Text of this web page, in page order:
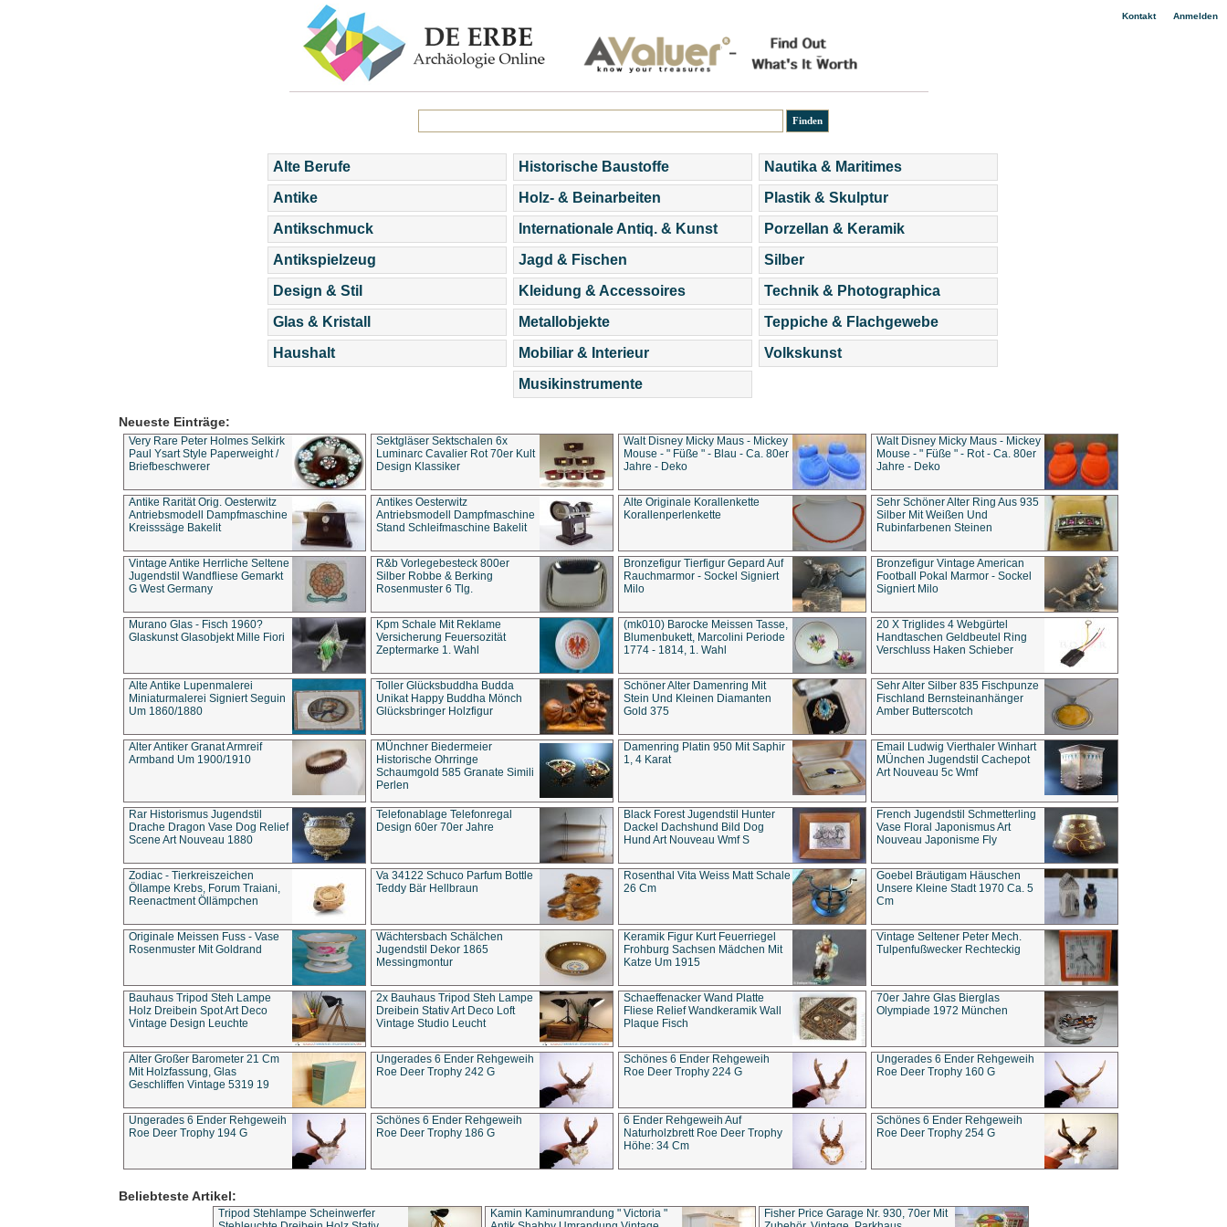
Kontakt| Anmelden
Alte Berufe
Antike
Antikschmuck
Antikspielzeug
Design & Stil
Glas & Kristall
Haushalt
Historische Baustoffe
Holz- & Beinarbeiten
Internationale Antiq. & Kunst
Jagd & Fischen
Kleidung & Accessoires
Metallobjekte
Mobiliar & Interieur
Musikinstrumente
Nautika & Maritimes
Plastik & Skulptur
Porzellan & Keramik
Silber
Technik & Photographica
Teppiche & Flachgewebe
Volkskunst
Neueste Einträge:
Very Rare Peter Holmes Selkirk
Paul Ysart Style Paperweight /
Briefbeschwerer
Sektgläser Sektschalen 6x
Luminarc Cavalier Rot 70er Kult
Design Klassiker
Walt Disney Micky Maus - Mickey
Mouse - " Füße " - Blau - Ca. 80er
Jahre - Deko
Walt Disney Micky Maus - Mickey
Mouse - " Füße " - Rot - Ca. 80er
Jahre - Deko
Antike Rarität Orig. Oesterwitz
Antriebsmodell Dampfmaschine
Kreisssäge Bakelit
Antikes Oesterwitz
Antriebsmodell Dampfmaschine
Stand Schleifmaschine Bakelit
Alte Originale Korallenkette
Korallenperlenkette
Sehr Schöner Alter Ring Aus 935
Silber Mit Weißen Und
Rubinfarbenen Steinen
Vintage Antike Herrliche Seltene
Jugendstil Wandfliese Gemarkt
G West Germany
R&b Vorlegebesteck 800er
Silber Robbe & Berking
Rosenmuster 6 Tlg.
Bronzefigur Tierfigur Gepard Auf
Rauchmarmor - Sockel Signiert
Milo
Bronzefigur Vintage American
Football Pokal Marmor - Sockel
Signiert Milo
Murano Glas - Fisch 1960?
Glaskunst Glasobjekt Mille Fiori
Kpm Schale Mit Reklame
Versicherung Feuersozität
Zeptermarke 1. Wahl
(mk010) Barocke Meissen Tasse,
Blumenbukett, Marcolini Periode
1774 - 1814, 1. Wahl
20 X Triglides 4 Webgürtel
Handtaschen Geldbeutel Ring
Verschluss Haken Schieber
Alte Antike Lupenmalerei
Miniaturmalerei Signiert Seguin
Um 1860/1880
Toller Glücksbuddha Budda
Unikat Happy Buddha Mönch
Glücksbringer Holzfigur
Schöner Alter Damenring Mit
Stein Und Kleinen Diamanten
Gold 375
Sehr Alter Silber 835 Fischpunze
Fischland Bernsteinanhänger
Amber Butterscotch
Alter Antiker Granat Armreif
Armband Um 1900/1910
MÜnchner Biedermeier
Historische Ohrringe
Schaumgold 585 Granate Simili
Perlen
Damenring Platin 950 Mit Saphir
1, 4 Karat
Email Ludwig Vierthaler Winhart
MÜnchen Jugendstil Cachepot
Art Nouveau 5c Wmf
Rar Historismus Jugendstil
Drache Dragon Vase Dog Relief
Scene Art Nouveau 1880
Telefonablage Telefonregal
Design 60er 70er Jahre
Black Forest Jugendstil Hunter
Dackel Dachshund Bild Dog
Hund Art Nouveau Wmf S
French Jugendstil Schmetterling
Vase Floral Japonismus Art
Nouveau Japonisme Fly
Zodiac - Tierkreiszeichen
Öllampe Krebs, Forum Traiani,
Reenactment Öllämpchen
Va 34122 Schuco Parfum Bottle
Teddy Bär Hellbraun
Rosenthal Vita Weiss Matt Schale
26 Cm
Goebel Bräutigam Häuschen
Unsere Kleine Stadt 1970 Ca. 5
Cm
Originale Meissen Fuss - Vase
Rosenmuster Mit Goldrand
Wächtersbach Schälchen
Jugendstil Dekor 1865
Messingmontur
Keramik Figur Kurt Feuerriegel
Frohburg Sachsen Mädchen Mit
Katze Um 1915
Vintage Seltener Peter Mech.
Tulpenfußwecker Rechteckig
Bauhaus Tripod Steh Lampe
Holz Dreibein Spot Art Deco
Vintage Design Leuchte
2x Bauhaus Tripod Steh Lampe
Dreibein Stativ Art Deco Loft
Vintage Studio Leucht
Schaeffenacker Wand Platte
Fliese Relief Wandkeramik Wall
Plaque Fisch
70er Jahre Glas Bierglas
Olympiade 1972 München
Alter Großer Barometer 21 Cm
Mit Holzfassung, Glas
Geschliffen Vintage 5319 19
Ungerades 6 Ender Rehgeweih
Roe Deer Trophy 242 G
Schönes 6 Ender Rehgeweih
Roe Deer Trophy 224 G
Ungerades 6 Ender Rehgeweih
Roe Deer Trophy 160 G
Ungerades 6 Ender Rehgeweih
Roe Deer Trophy 194 G
Schönes 6 Ender Rehgeweih
Roe Deer Trophy 186 G
6 Ender Rehgeweih Auf
Naturholzbrett Roe Deer Trophy
Höhe: 34 Cm
Schönes 6 Ender Rehgeweih
Roe Deer Trophy 254 G
Beliebteste Artikel:
Tripod Stehlampe Scheinwerfer
Kamin Kaminumrandung " Victoria "
Fisher Price Garage Nr. 930, 70er Mit